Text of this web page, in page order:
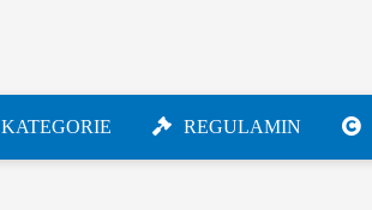
KATEGORIE REGULAMIN